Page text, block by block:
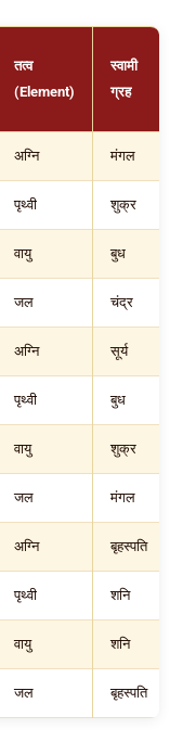
तत्व
(Element)
स्वामी
ग्रह
अग्नि मंगल
पृथ्वी शुक्र
वायु बुध
जल चंद्र
अग्नि सूर्य
पृथ्वी बुध
वायु शुक्र
जल मंगल
अग्नि बृहस्पति
पृथ्वी शनि
वायु शनि
जल बृहस्पति